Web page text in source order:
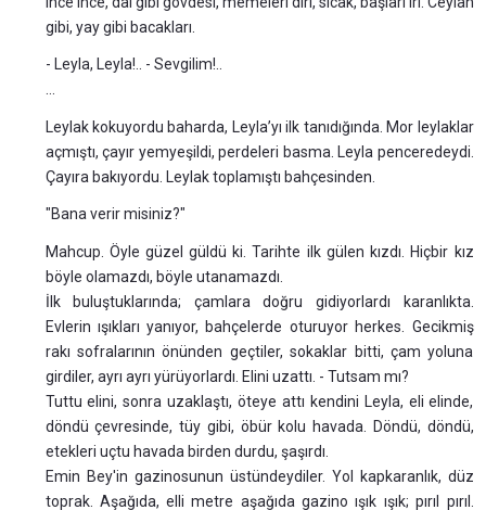
gibi, yay gibi bacakları.
- Leyla, Leyla!.. - Sevgilim!..
…
Leylak kokuyordu baharda, Leyla’yı ilk tanıdığında. Mor leylaklar
açmıştı, çayır yemyeşildi, perdeleri basma. Leyla penceredeydi.
Çayıra bakıyordu. Leylak toplamıştı bahçesinden.
"Bana verir misiniz?"
Mahcup. Öyle güzel güldü ki. Tarihte ilk gülen kızdı. Hiçbir kız
böyle olamazdı, böyle utanamazdı.
İlk buluştuklarında; çamlara doğru gidiyorlardı karanlıkta.
Evlerin ışıkları yanıyor, bahçelerde oturuyor herkes. Gecikmiş
rakı sofralarının önünden geçtiler, sokaklar bitti, çam yoluna
girdiler, ayrı ayrı yürüyorlardı. Elini uzattı. - Tutsam mı?
Tuttu elini, sonra uzaklaştı, öteye attı kendini Leyla, eli elinde,
döndü çevresinde, tüy gibi, öbür kolu havada. Döndü, döndü,
etekleri uçtu havada birden durdu, şaşırdı.
Emin Bey'in gazinosunun üstündeydiler. Yol kapkaranlık, düz
toprak. Aşağıda, elli metre aşağıda gazino ışık ışık; pırıl pırıl.